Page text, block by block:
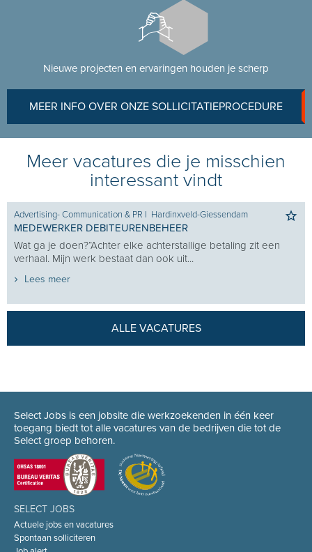
Nieuwe projecten en ervaringen houden je scherp
MEER INFO OVER ONZE SOLLICITATIEPROCEDURE
Meer vacatures die je misschien
interessant vindt
Advertising- Communication & PR I Hardinxveld-Giessendam
MEDEWERKER DEBITEURENBEHEER
Wat ga je doen?“Achter elke achterstallige betaling zit een
verhaal. Mijn werk bestaat dan ook uit...
Lees meer
ALLE VACATURES
Select Jobs is een jobsite die werkzoekenden in één keer
toegang biedt tot alle vacatures van de bedrijven die tot de
Select groep behoren.
SELECT JOBS
Actuele jobs en vacatures
Spontaan solliciteren